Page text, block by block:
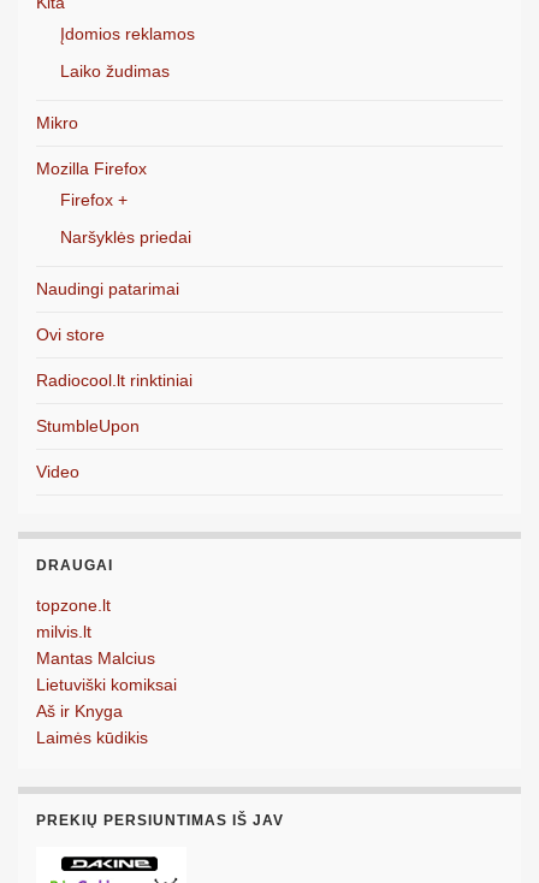
Įdomios reklamos
Laiko žudimas
Mikro
Mozilla Firefox
Firefox +
Naršyklės priedai
Naudingi patarimai
Ovi store
Radiocool.lt rinktiniai
StumbleUpon
Video
DRAUGAI
topzone.lt
milvis.lt
Mantas Malcius
Lietuviški komiksai
Aš ir Knyga
Laimės kūdikis
PREKIŲ PERSIUNTIMAS IŠ JAV